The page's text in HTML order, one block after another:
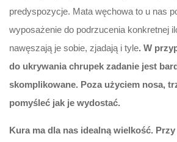
predyspozycje. Mata węchowa to u nas
wyposażenie do podrzucenia konkretnej
nawęszają je sobie, zjadają i tyle. W
do ukrywania chrupek zadanie jest
skomplikowane. Poza użyciem nosa,
pomyśleć jak je wydostać.
Kura ma dla nas idealną wielkość.